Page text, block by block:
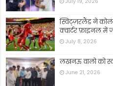
स्विट्ज़रलैंड ने
क्वार्टर फ़ाइनल में
July 8, 2026
लखनऊ वालो को
June 21, 2026